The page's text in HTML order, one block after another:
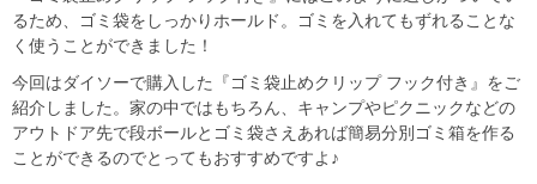
るため、ゴミ袋をしっかりホールド。ゴミを入れてもずれることな
く使うことができました！
今回はダイソーで購入した『ゴミ袋止めクリップ フック付き』をご
紹介しました。家の中ではもちろん、キャンプやピクニックなどの
アウトドア先で段ボールとゴミ袋さえあれば簡易分別ゴミ箱を作る
ことができるのでとってもおすすめですよ♪